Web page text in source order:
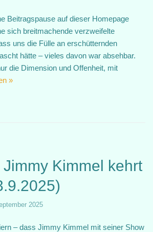
Beitragspause auf dieser Homepage
sich breitmachende verzweifelte
uns die Fülle an erschütternden
hätte – vieles davon war absehbar.
die Dimension und Offenheit, mit
»
Kimmel kehrt
2025
– dass Jimmy Kimmel mit seiner Show